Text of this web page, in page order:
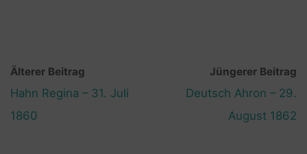
Älterer Beitrag
Hahn Regina – 31. Juli
1860
Jüngerer Beitrag
Deutsch Ahron – 29.
August 1862